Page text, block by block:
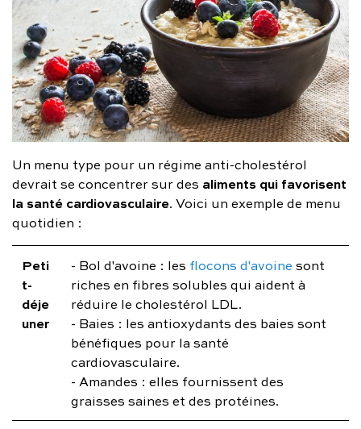
Un menu type pour un régime anti-cholestérol
devrait se concentrer sur des aliments qui favorisent
la santé cardiovasculaire. Voici un exemple de menu
quotidien :
Peti
t-
déje
uner
- Bol d'avoine : les flocons d'avoine sont
riches en fibres solubles qui aident à
réduire le cholestérol LDL.
- Baies : les antioxydants des baies sont
bénéfiques pour la santé
cardiovasculaire.
- Amandes : elles fournissent des
graisses saines et des protéines.